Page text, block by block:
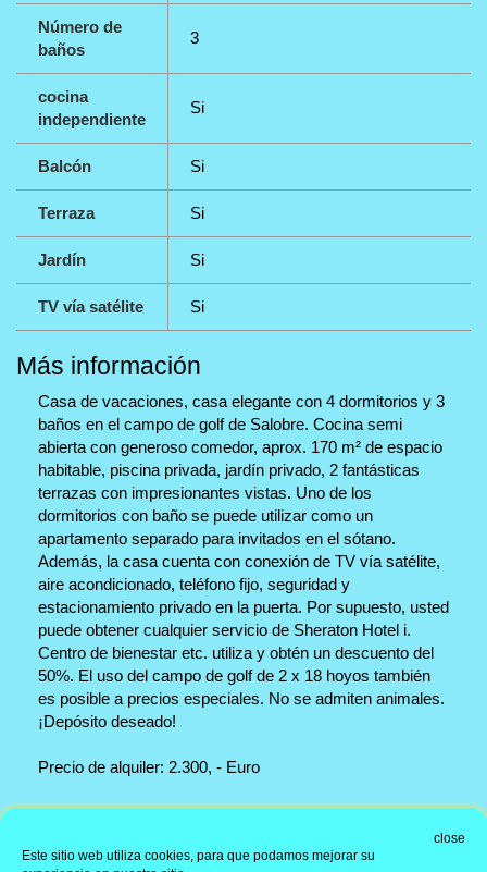
Número de
baños
3
cocina
independiente
Si
Balcón Si
Terraza Si
Jardín Si
TV vía satélite Si
Más información
Casa de vacaciones, casa elegante con 4 dormitorios y 3
baños en el campo de golf de Salobre. Cocina semi
abierta con generoso comedor, aprox. 170 m² de espacio
habitable, piscina privada, jardín privado, 2 fantásticas
terrazas con impresionantes vistas. Uno de los
dormitorios con baño se puede utilizar como un
apartamento separado para invitados en el sótano.
Además, la casa cuenta con conexión de TV vía satélite,
aire acondicionado, teléfono fijo, seguridad y
estacionamiento privado en la puerta. Por supuesto, usted
puede obtener cualquier servicio de Sheraton Hotel i.
Centro de bienestar etc. utiliza y obtén un descuento del
50%. El uso del campo de golf de 2 x 18 hoyos también
es posible a precios especiales. No se admiten animales.
¡Depósito deseado!
Precio de alquiler: 2.300, - Euro
Información
close
Este sitio web utiliza cookies, para que podamos mejorar su